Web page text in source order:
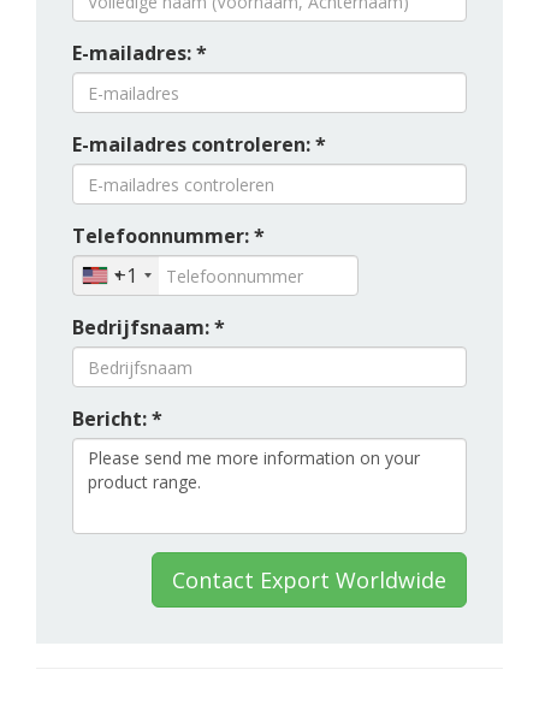
E-mailadres: *
E-mailadres controleren: *
Telefoonnummer: *
+1
Bedrijfsnaam: *
Bericht: *
Contact Export Worldwide